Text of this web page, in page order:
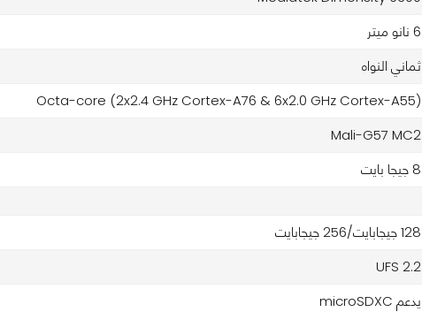
6 نانو ميتر
ثماني النواه
Octa-core (2x2.4 GHz Cortex-A76 & 6x2.0 GHz Cortex-A55)
Mali-G57 MC2
8 جيجا بايت
128 جيجابايت/256 جيجابايت
UFS 2.2
يدعم microSDXC